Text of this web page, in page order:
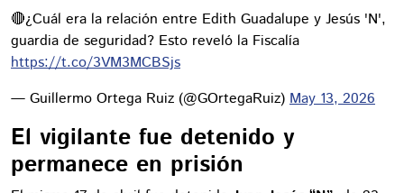
🔴¿Cuál era la relación entre Edith Guadalupe y Jesús 'N',
guardia de seguridad? Esto reveló la Fiscalía
https://t.co/3VM3MCBSjs
— Guillermo Ortega Ruiz (@GOrtegaRuiz) May 13, 2026
El vigilante fue detenido y
permanece en prisión